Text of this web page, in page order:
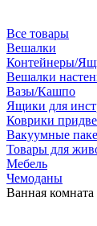
Все товары
Вешалки
Контейнеры/
Вешалки
Вазы/Кашпо
Ящики для
Коврики
Вакуумные
Товары для
Мебель
Чемоданы
Ванная комната